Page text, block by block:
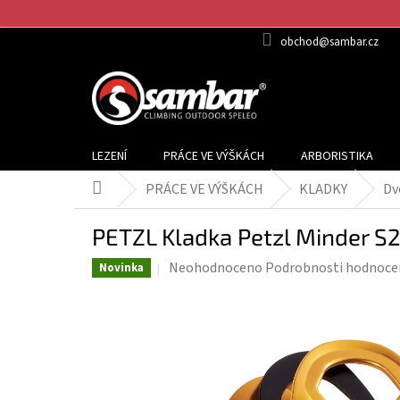
na
obchod@sambar.cz
LEZENÍ PRÁCE VE VÝŠKÁCH ARBORISTIKA
Domů PRÁCE VE VÝŠKÁCH KLADKY
PETZL Kladka Petzl Minder S2
Novinka
Průměrné
Neohodnoceno Podrobnosti